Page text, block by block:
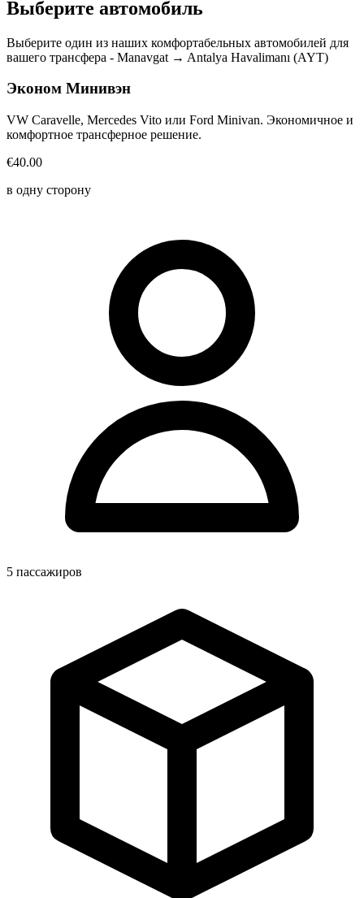
Выберите автомобиль
Выберите один из наших комфортабельных автомобилей для
вашего трансфера - Manavgat → Antalya Havalimanı (AYT)
Эконом Минивэн
VW Caravelle, Mercedes Vito или Ford Minivan. Экономичное и
комфортное трансферное решение.
€40.00
в одну сторону
5 пассажиров